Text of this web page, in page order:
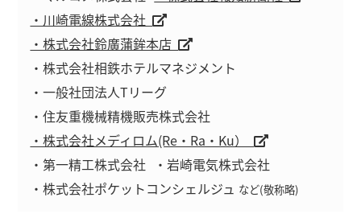
・川崎電線株式会社
・株式会社鈴廣蒲鉾本店
・株式会社相鉄ホテルマネジメント
・一般社団法人Tリーグ
・住友重機械精機販売株式会社
・株式会社メディロム(Re・Ra・Ku）
・第一精工株式会社
・岩崎電気株式会社
・株式会社ポケットコンシェルジュ など(敬称略)